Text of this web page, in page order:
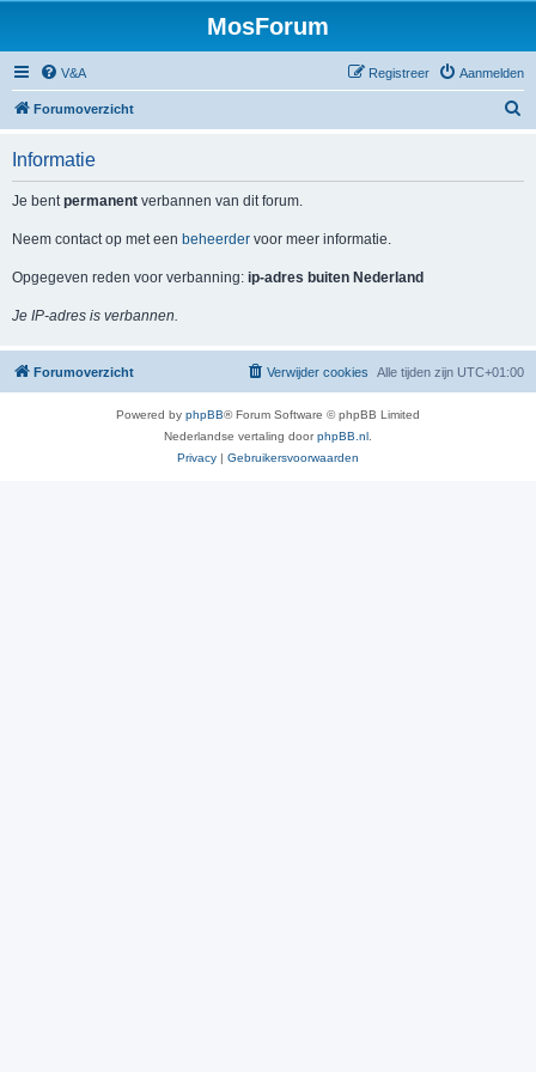
MosForum
V&A Aanmelden
Registreer
Forumoverzicht
Informatie
Je bentpermanent verbannen van dit forum.
Neem contact op met een beheerder voor meer informatie.
Opgegeven reden voor verbanning: ip-adres buiten Nederland
Je IP-adres is verbannen.
Forumoverzicht Alle tijden zijn UTC+01:00
Verwijder cookies
Powered by phpBB® Forum Software © phpBB Limited
Nederlandse vertaling doorphpBB.nl
Privacy | Gebruikersvoorwaarden